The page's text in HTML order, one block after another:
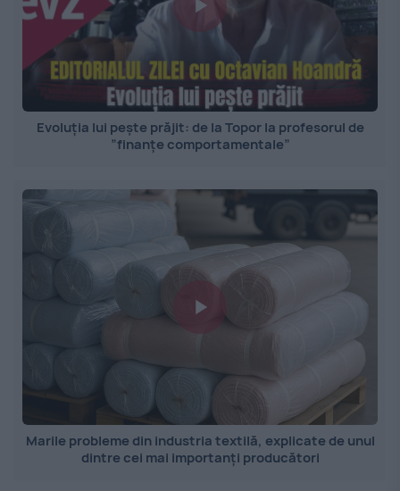
Evoluția lui pește prăjit: de la Topor la profesorul de
”finanțe comportamentale”
Marile probleme din industria textilă, explicate de unul
dintre cei mai importanți producători